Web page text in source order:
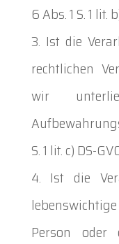
6 Abs. 1 S. 1
Ist die
rechtlichen
wir
S. 1 lit. c) DS-
Ist die
Person oder